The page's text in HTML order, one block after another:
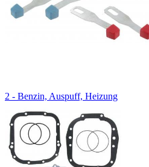
2 - Benzin, Auspuff, Heizung